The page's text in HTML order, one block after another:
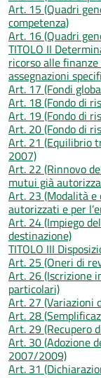
Art. 15 (Quadri
competenza)
Art. 16 (Quadri
TITOLO II
ricorso alle
assegnazioni
Art. 17 (Fondi
Art. 18 (Fondo di
Art. 19 (Fondo di
Art. 20 (Fondo di
Art. 21 (Equilibrio
2007)
Art. 22 (Rinnovo
mutui già
Art. 23 (Modalità
autorizzati e per
Art. 24 (Impiego
destinazione)
TITOLO III
Art. 25 (Oneri di
Art. 26 (Iscrizione
particolari)
Art. 27 (Variazioni
Art. 28
Art. 29 (Recupero
Art. 30 (Adozione
2007/2009)
Art. 31